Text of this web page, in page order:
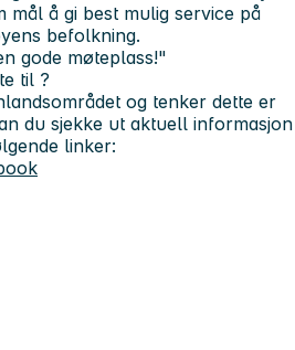
mål å gi best mulig service på
befolkning.
gode møteplass!"
til ?
og tenker dette er
du sjekke ut aktuell informasjon
linker: